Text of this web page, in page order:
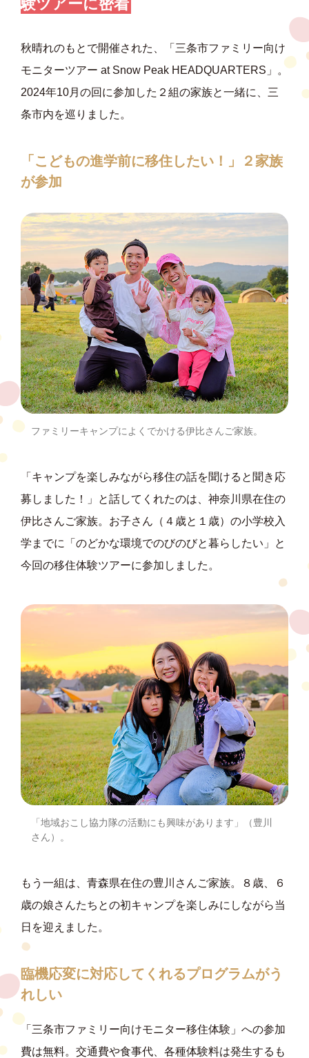
験ツアーに密着
秋晴れのもとで開催された、「三条市ファミリー向け
モニターツアー at Snow Peak HEADQUARTERS」。
2024年10月の回に参加した２組の家族と一緒に、三
条市内を巡りました。
「こどもの進学前に移住したい！」２家族
が参加
ファミリーキャンプによくでかける伊比さんご家族。
「キャンプを楽しみながら移住の話を聞けると聞き応
募しました！」と話してくれたのは、神奈川県在住の
伊比さんご家族。お子さん（４歳と１歳）の小学校入
学までに「のどかな環境でのびのびと暮らしたい」と
今回の移住体験ツアーに参加しました。
「地域おこし協力隊の活動にも興味があります」（豊川
さん）。
もう一組は、青森県在住の豊川さんご家族。８歳、６
歳の娘さんたちとの初キャンプを楽しみにしながら当
日を迎えました。
臨機応変に対応してくれるプログラムがう
れしい
「三条市ファミリー向けモニター移住体験」への参加
費は無料。交通費や食事代、各種体験料は発生するも